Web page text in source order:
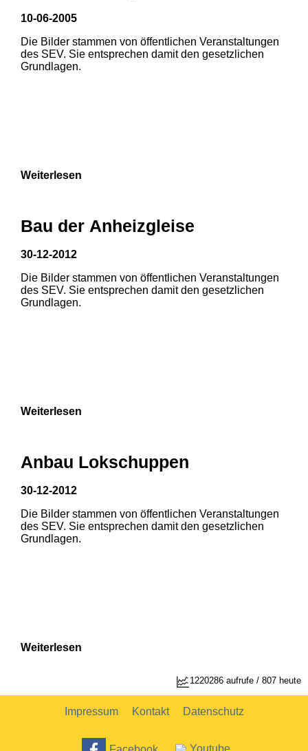
1 2
1 2
10-06-2005
Die Bilder stammen von öffentlichen Veranstaltungen
des SEV. Sie entsprechen damit den gesetzlichen
Grundlagen.
Weiterlesen
Bau der Anheizgleise
30-12-2012
Die Bilder stammen von öffentlichen Veranstaltungen
des SEV. Sie entsprechen damit den gesetzlichen
Grundlagen.
Weiterlesen
Anbau Lokschuppen
30-12-2012
Die Bilder stammen von öffentlichen Veranstaltungen
des SEV. Sie entsprechen damit den gesetzlichen
Grundlagen.
Weiterlesen
1220286 aufrufe / 807 heute
Impressum Kontakt Datenschutz